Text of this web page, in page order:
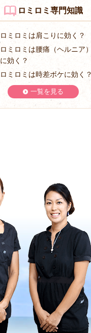
ロミロミ専門知識
ロミロミは肩こりに効く？
ロミロミは腰痛（ヘルニア）
に効く？
ロミロミは時差ボケに効く？
一覧を見る